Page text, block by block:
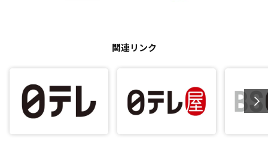
関連リンク